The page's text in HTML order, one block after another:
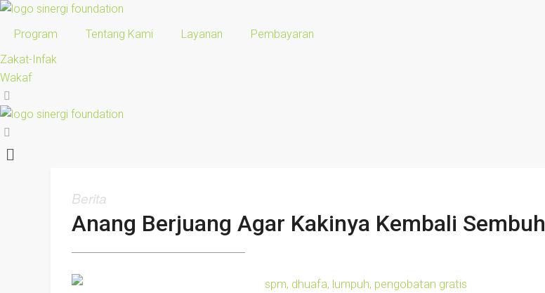
Program Tentang Kami Layanan
Pembayaran
Zakat-Infak
Wakaf
Berita
Anang Berjuang Agar Kakinya Kembali Sembuh